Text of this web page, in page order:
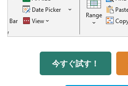
今すぐ試す！